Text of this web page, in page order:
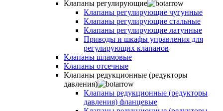
Клапаны регулирующие
Клапаны регулирующие чугунные
Клапаны регулирующие стальные
Клапаны регулирующие латунные
Приводы и шкафы управления для
регулирующих клапанов
Клапаны шламовые
Клапаны отсечные
Клапаны редукционные (редукторы
давления)
Клапаны редукционные (редукторы
давления) фланцевые